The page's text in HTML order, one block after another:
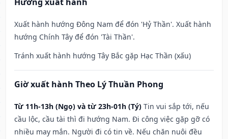
Xuất hành hướng Đông Nam để đón 'Hỷ Thần'. Xuất hành
hướng Chính Tây để đón 'Tài Thần'.
Tránh xuất hành hướng Tây Bắc gặp Hạc Thần (xấu)
Giờ xuất hành Theo Lý Thuần Phong
Từ 11h-13h (Ngọ) và từ 23h-01h (Tý) Tin vui sắp tới, nếu
cầu lộc, cầu tài thì đi hướng Nam. Đi công việc gặp gỡ có
nhiều may mắn. Người đi có tin về. Nếu chăn nuôi đều